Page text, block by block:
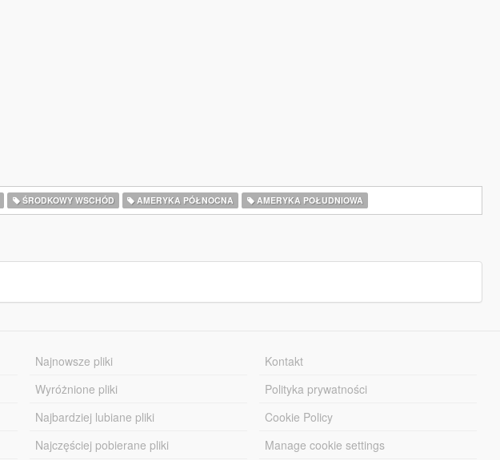
ŚRODKOWY WSCHÓD AMERYKA PÓŁNOCNA AMERYKA POŁUDNIOWA
Najnowsze pliki
Wyróżnione pliki
Najbardziej lubiane pliki
Najczęściej pobierane pliki
Kontakt
Polityka prywatności
Cookie Policy
Manage cookie settings